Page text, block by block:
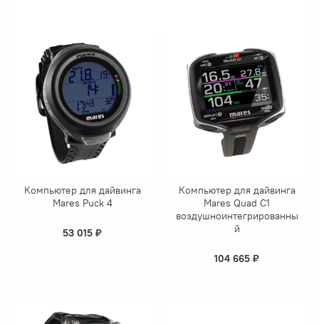
Компьютер для дайвинга
Mares Puck 4
53 015 ₽
Компьютер для дайвинга
Mares Quad C1
воздушноинтегрированны
й
104 665 ₽